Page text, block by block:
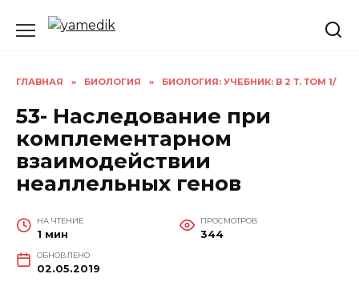
ГЛАВНАЯ » БИОЛОГИЯ » БИОЛОГИЯ: УЧЕБНИК: В 2 Т. ТОМ 1/
53- Наследование при
комплементарном
взаимодействии
неаллельных генов
НА ЧТЕНИЕ
1 мин
ПРОСМОТРОВ
344
ОБНОВЛЕНО
02.05.2019